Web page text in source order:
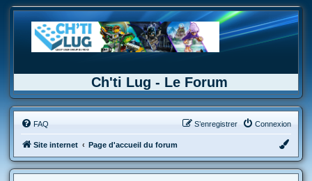
Ch'ti Lug - Le Forum
FAQ Connexion
S’enregistrer
Site internet Page d'accueil du forum